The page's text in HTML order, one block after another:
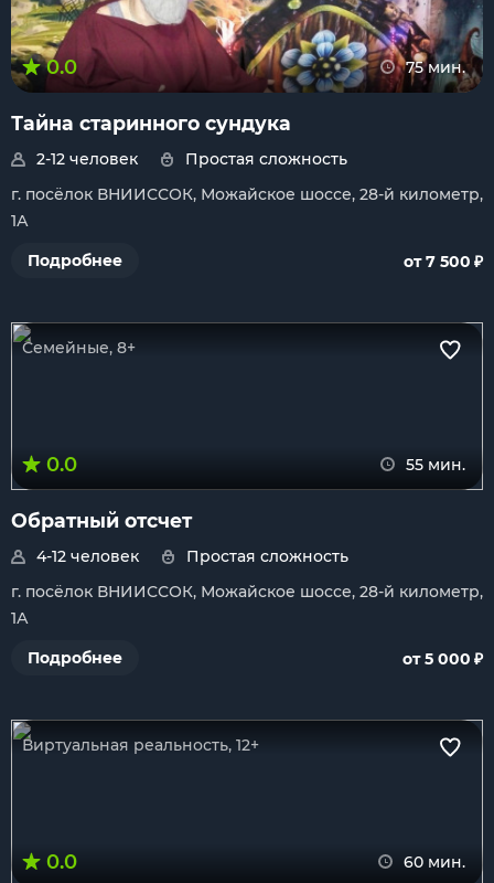
0.0 75 мин.
Тайна старинного сундука
2-12 человек
Простая сложность
г. посёлок ВНИИССОК, Можайское шоссе, 28-й километр,
1А
Подробнее
от 7 500 ₽
Семейные, 8+
0.0 55 мин.
Обратный отсчет
4-12 человек
Простая сложность
г. посёлок ВНИИССОК, Можайское шоссе, 28-й километр,
1А
Подробнее
от 5 000 ₽
Виртуальная реальность, 12+
0.0 60 мин.